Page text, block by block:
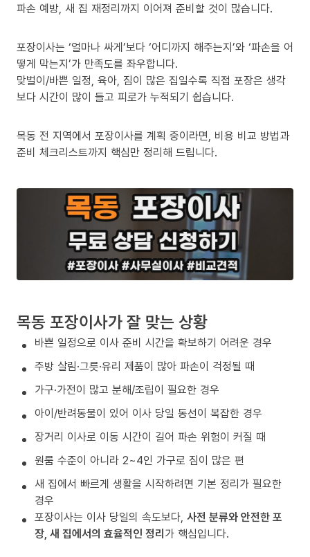
파손 예방, 새 집 재정리까지 이어져 준비할 것이 많습니다.
포장이사는 ‘얼마나 싸게’보다 ‘어디까지 해주는지’와 ‘파손을 어
떻게 막는지’가 만족도를 좌우합니다.
맞벌이/바쁜 일정, 육아, 짐이 많은 집일수록 직접 포장은 생각
보다 시간이 많이 들고 피로가 누적되기 쉽습니다.
목동 전 지역에서 포장이사를 계획 중이라면, 비용 비교 방법과
준비 체크리스트까지 핵심만 정리해 드립니다.
목동 포장이사가 잘 맞는 상황
바쁜 일정으로 이사 준비 시간을 확보하기 어려운 경우
주방 살림·그릇·유리 제품이 많아 파손이 걱정될 때
가구·가전이 많고 분해/조립이 필요한 경우
아이/반려동물이 있어 이사 당일 동선이 복잡한 경우
장거리 이사로 이동 시간이 길어 파손 위험이 커질 때
원룸 수준이 아니라 2~4인 가구로 짐이 많은 편
새 집에서 빠르게 생활을 시작하려면 기본 정리가 필요한
경우
포장이사는 이사 당일의 속도보다, 사전 분류와 안전한 포
장, 새 집에서의 효율적인 정리가 핵심입니다.